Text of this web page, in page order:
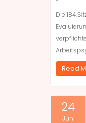
Die
Read
24
Juni